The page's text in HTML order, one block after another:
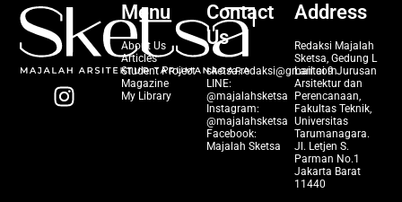
I
n
Menu
About Us
Articles
Student Project
Magazine
My Library
Contact
Us
sketsa.redaksi@gmail.com
LINE:
@majalahsketsa
Instagram:
@majalahsketsa
Facebook:
Majalah Sketsa
Address
Redaksi Majalah
Sketsa, Gedung L
Lantai 9 Jurusan
Arsitektur dan
Perencanaan,
Fakultas Teknik,
Universitas
Tarumanagara.
Jl. Letjen S.
Parman No.1
Jakarta Barat
11440